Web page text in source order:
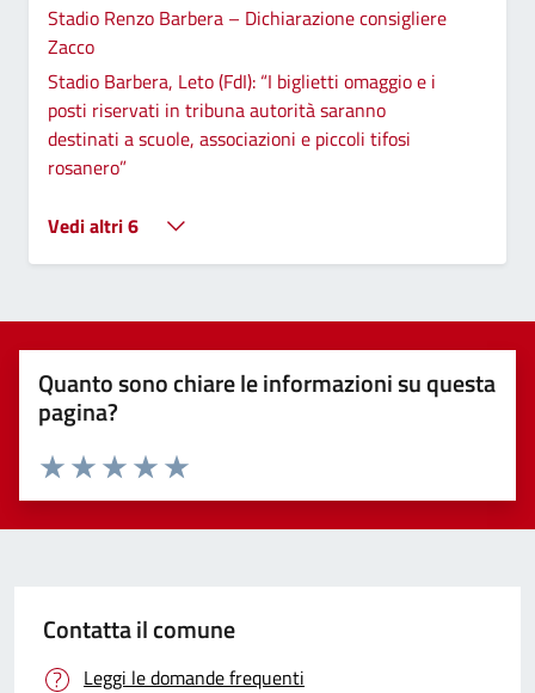
Stadio Renzo Barbera – Dichiarazione consigliere
Zacco
Stadio Barbera, Leto (FdI): “I biglietti omaggio e i
posti riservati in tribuna autorità saranno
destinati a scuole, associazioni e piccoli tifosi
rosanero”
Vedi altri 6
Quanto sono chiare le informazioni su questa
pagina?
Valuta 5 stelle su 5
Valuta 4 stelle su 5
Valuta 3 stelle su 5
Valuta 2 stelle su 5
Valuta 1 stelle su 5
Contatta il comune
Leggi le domande frequenti